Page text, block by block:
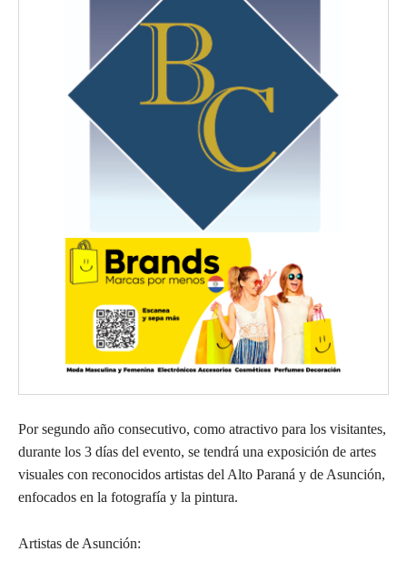
Por segundo año consecutivo, como atractivo para los visitantes,
durante los 3 días del evento, se tendrá una exposición de artes
visuales con reconocidos artistas del Alto Paraná y de Asunción,
enfocados en la fotografía y la pintura.
Artistas de Asunción: